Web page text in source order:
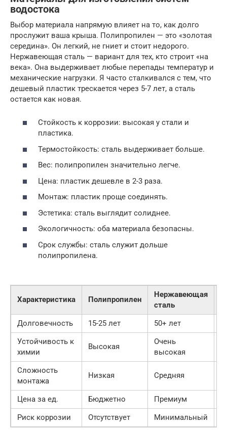
водостока
Выбор материала напрямую влияет на то, как долго
прослужит ваша крыша. Полипропилен — это «золотая
середина». Он легкий, не гниет и стоит недорого.
Нержавеющая сталь — вариант для тех, кто строит «на
века». Она выдерживает любые перепады температур и
механические нагрузки. Я часто сталкивался с тем, что
дешевый пластик трескается через 5-7 лет, а сталь
остается как новая.
Стойкость к коррозии: высокая у стали и
пластика.
Термостойкость: сталь выдерживает больше.
Вес: полипропилен значительно легче.
Цена: пластик дешевле в 2-3 раза.
Монтаж: пластик проще соединять.
Эстетика: сталь выглядит солиднее.
Экологичность: оба материала безопасны.
Срок службы: сталь служит дольше
полипропилена.
Характеристика Полипропилен
Нержавеющая
сталь
Долговечность
15-25 лет 50+ лет
Устойчивость к
химии
Высокая
Очень
высокая
Сложность
монтажа
Низкая Средняя
Цена за ед. Бюджетно Премиум
Риск коррозии
Отсутствует Минимальный